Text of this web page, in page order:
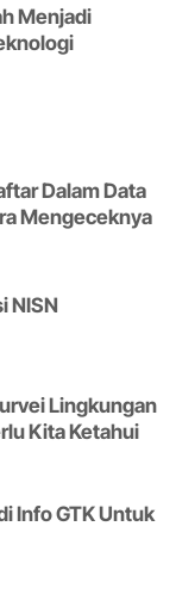
Menjadi
Dalam Data
Mengeceknya
NISN
Lingkungan
Kita Ketahui
Info GTK Untuk